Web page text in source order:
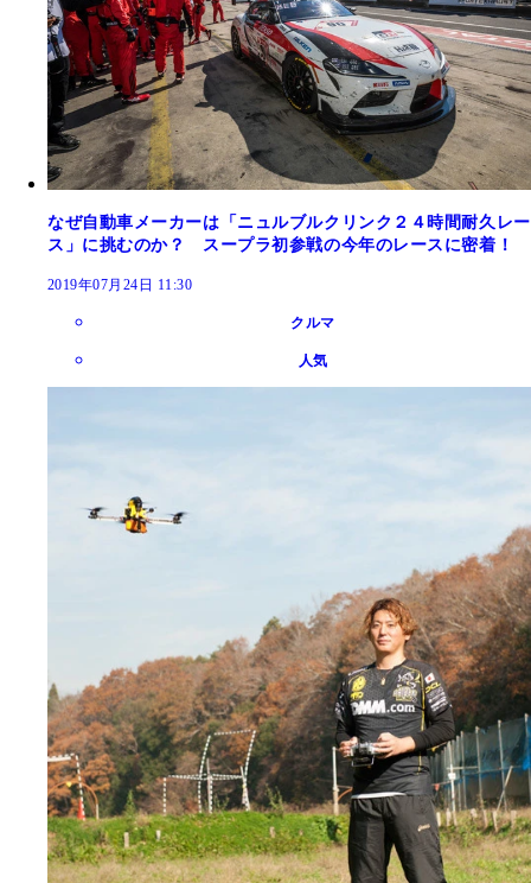
なぜ自動車メーカーは「ニュルブルクリンク２４時間耐久レー
ス」に挑むのか？ スープラ初参戦の今年のレースに密着！
2019年07月24日 11:30
クルマ
人気